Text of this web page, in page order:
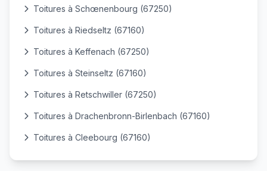
Toitures à Schœnenbourg (67250)
Toitures à Riedseltz (67160)
Toitures à Keffenach (67250)
Toitures à Steinseltz (67160)
Toitures à Retschwiller (67250)
Toitures à Drachenbronn-Birlenbach (67160)
Toitures à Cleebourg (67160)